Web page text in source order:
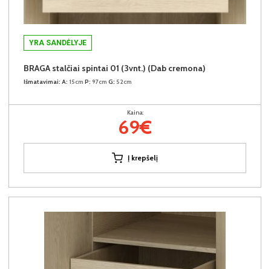
YRA SANDĖLYJE
BRAGA stalčiai spintai 01 (3vnt.) (Dab cremona)
Išmatavimai: A: 15cm P: 97cm G: 52cm
Kaina:
69€
Į krepšelį